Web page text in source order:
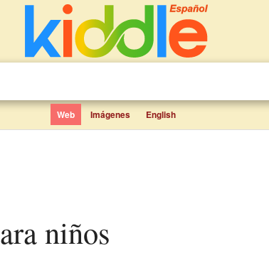
Web Imágenes English
niños